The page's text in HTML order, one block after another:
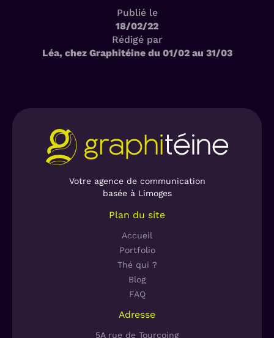
Publié le
18/02/22
Rédigé par
Léa, chez Graphitéine du 01/02 au 31/03
Votre agence de communication
basée à Limoges
Plan du site
Accueil
Portfolio
Thé qui ?
Blog
FAQ
Adresse
5A rue de Tourcoing